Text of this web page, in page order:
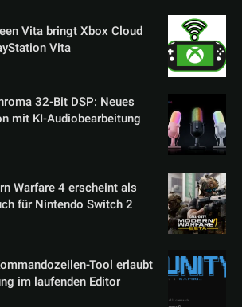
Vita bringt Xbox Cloud
Vita
32-Bit DSP: Neues
mit KI-Audiobearbeitung
Warfare 4 erscheint als
für Nintendo Switch 2
Tool erlaubt
im laufenden Editor